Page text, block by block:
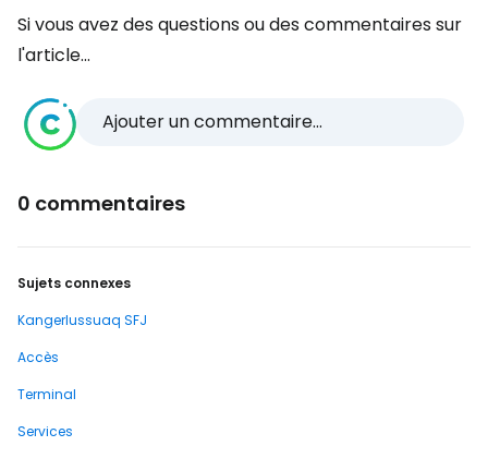
Si vous avez des questions ou des commentaires sur
l'article...
Ajouter un commentaire...
0 commentaires
Sujets connexes
Kangerlussuaq SFJ
Accès
Terminal
Services